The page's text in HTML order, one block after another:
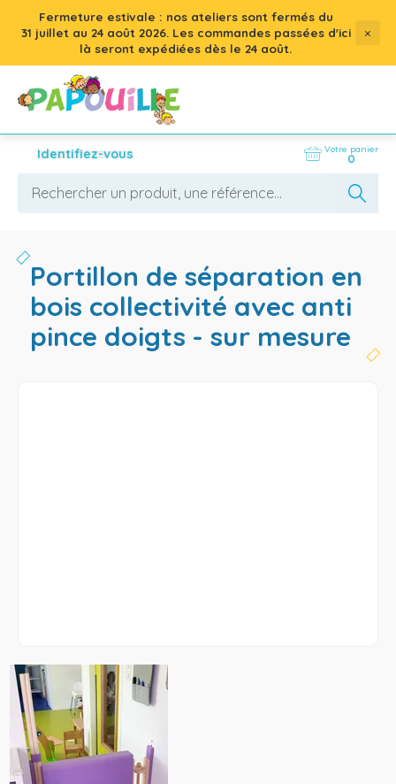
Fermeture estivale : nos ateliers sont fermés du
31 juillet au 24 août 2026. Les commandes passées d'ici
là seront expédiées dès le 24 août.
×
Identifiez-vous Votre panier
0
portillon de séparation en
bois collectivité avec anti
pince doigts - sur mesure